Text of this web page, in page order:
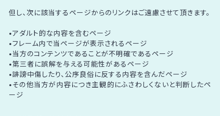
但し、次に該当するページからのリンクはご遠慮させて頂きます。
•アダルト的な内容を含むページ
•フレーム内で当ページが表示されるページ
•当方のコンテンツであることが不明確であるページ
•第三者に誤解を与える可能性があるページ
•誹謗中傷したり、公序良俗に反する内容を含んだページ
•その他当方が内容につき主観的にふさわしくないと判断したペ
ージ